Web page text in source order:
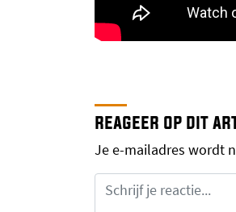
reageer op dit
Je e-mailadres wordt